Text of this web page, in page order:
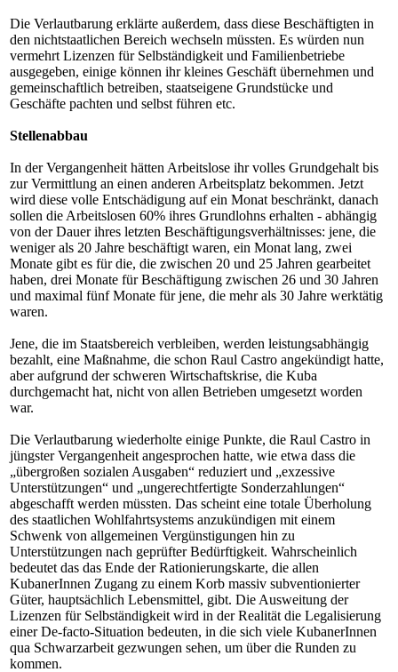
Die Verlautbarung erklärte außerdem, dass diese Beschäftigten in
den nichtstaatlichen Bereich wechseln müssten. Es würden nun
vermehrt Lizenzen für Selbständigkeit und Familienbetriebe
ausgegeben, einige können ihr kleines Geschäft übernehmen und
gemeinschaftlich betreiben, staatseigene Grundstücke und
Geschäfte pachten und selbst führen etc.
Stellenabbau
In der Vergangenheit hätten Arbeitslose ihr volles Grundgehalt bis
zur Vermittlung an einen anderen Arbeitsplatz bekommen. Jetzt
wird diese volle Entschädigung auf ein Monat beschränkt, danach
sollen die Arbeitslosen 60% ihres Grundlohns erhalten - abhängig
von der Dauer ihres letzten Beschäftigungsverhältnisses: jene, die
weniger als 20 Jahre beschäftigt waren, ein Monat lang, zwei
Monate gibt es für die, die zwischen 20 und 25 Jahren gearbeitet
haben, drei Monate für Beschäftigung zwischen 26 und 30 Jahren
und maximal fünf Monate für jene, die mehr als 30 Jahre werktätig
waren.
Jene, die im Staatsbereich verbleiben, werden leistungsabhängig
bezahlt, eine Maßnahme, die schon Raul Castro angekündigt hatte,
aber aufgrund der schweren Wirtschaftskrise, die Kuba
durchgemacht hat, nicht von allen Betrieben umgesetzt worden
war.
Die Verlautbarung wiederholte einige Punkte, die Raul Castro in
jüngster Vergangenheit angesprochen hatte, wie etwa dass die
„übergroßen sozialen Ausgaben“ reduziert und „exzessive
Unterstützungen“ und „ungerechtfertigte Sonderzahlungen“
abgeschafft werden müssten. Das scheint eine totale Überholung
des staatlichen Wohlfahrtsystems anzukündigen mit einem
Schwenk von allgemeinen Vergünstigungen hin zu
Unterstützungen nach geprüfter Bedürftigkeit. Wahrscheinlich
bedeutet das das Ende der Rationierungskarte, die allen
KubanerInnen Zugang zu einem Korb massiv subventionierter
Güter, hauptsächlich Lebensmittel, gibt. Die Ausweitung der
Lizenzen für Selbständigkeit wird in der Realität die Legalisierung
einer De-facto-Situation bedeuten, in die sich viele KubanerInnen
qua Schwarzarbeit gezwungen sehen, um über die Runden zu
kommen.